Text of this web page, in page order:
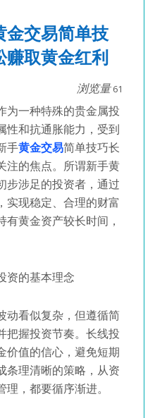
金交易简单技
赚取黄金红利
浏览量61
为一种特殊的贵金属投
性和抗通胀能力，受到
手黄金交易简单技巧长
注的焦点。所谓新手黄
步涉足的投资者，通过
实现稳定、合理的财富
黄金资产较长时间，
资的基本理念
动看似复杂，但遵循简
把握投资节奏。长线投
价值的信心，避免短期
条理清晰的策略，从资
，都要循序渐进。